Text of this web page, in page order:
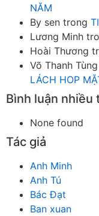
NĂM
By sen trong
Lương Minh
Hoài Thương
Võ Thanh Tùng
LÁCH HOP
Bình luận nhiều
None found
Tác giả
Anh Minh
Anh Tú
Bác Đạt
Ban xuan